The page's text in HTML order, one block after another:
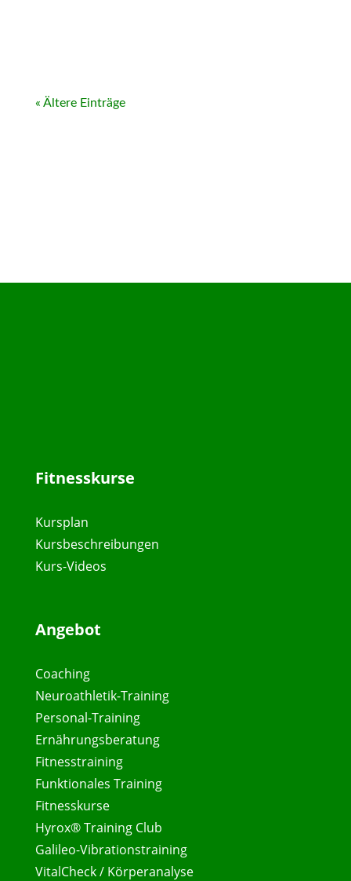
« Ältere Einträge
Fitnesskurse
Kursplan
Kursbeschreibungen
Kurs-Videos
Angebot
Coaching
Neuroathletik-Training
Personal-Training
Ernährungsberatung
Fitnesstraining
Funktionales Training
Fitnesskurse
Hyrox® Training Club
Galileo-Vibrationstraining
VitalCheck / Körperanalyse